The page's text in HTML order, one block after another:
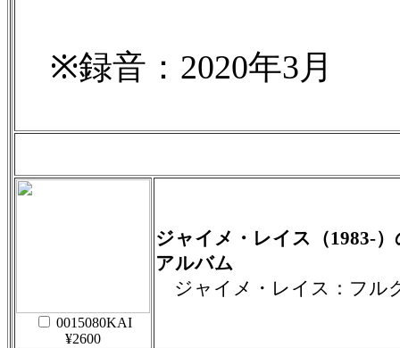
※録音：2020年3月
0015080KAI
¥2600
ジャイメ・レイス（1983-
アルバム
ジャイメ・レイス：フル